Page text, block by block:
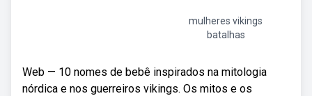
mulheres vikings
batalhas
Web — 10 nomes de bebê inspirados na mitologia
nórdica e nos guerreiros vikings. Os mitos e os